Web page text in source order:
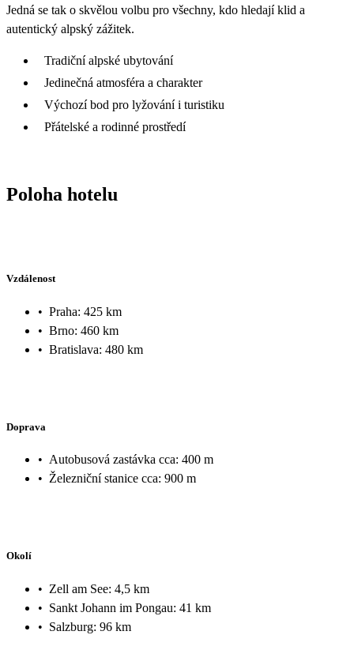
Jedná se tak o skvělou volbu pro všechny, kdo hledají klid a
autentický alpský zážitek.
Tradiční alpské ubytování
Jedinečná atmosféra a charakter
Výchozí bod pro lyžování i turistiku
Přátelské a rodinné prostředí
Poloha hotelu
Vzdálenost
• Praha: 425 km
• Brno: 460 km
• Bratislava: 480 km
Doprava
• Autobusová zastávka cca: 400 m
• Železniční stanice cca: 900 m
Okolí
• Zell am See: 4,5 km
• Sankt Johann im Pongau: 41 km
• Salzburg: 96 km